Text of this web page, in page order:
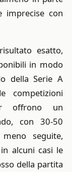
con
esatto,
in modo
della Serie A
competizioni
offrono un
con 30-50
seguite,
alcuni casi le
della partita